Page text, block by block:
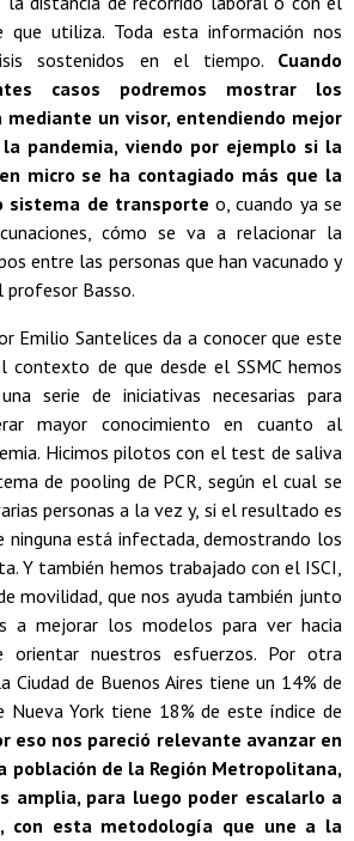
que utiliza. Toda esta información nos
sostenidos en el tiempo. Cuando
casos podremos mostrar los
un visor, entendiendo mejor
pandemia, viendo por ejemplo si la
micro se ha contagiado más que la
sistema de transporteo, cuando ya se
cómo se va a relacionar la
entre las personas que han vacunado y
profesor Basso.
Emilio Santelices da a conocer que este
contexto de que desde el SSMC hemos
serie de iniciativas necesarias para
mayor conocimiento en cuanto al
Hicimos pilotos con el test de saliva
de pooling de PCR, según el cual se
personas a la vez y, si el resultado es
ninguna está infectada, demostrando los
Y también hemos trabajado con el ISCI,
movilidad, que nos ayuda también junto
a mejorar los modelos para ver hacia
orientar nuestros esfuerzos. Por otra
Ciudad de Buenos Aires tiene un 14% de
Nueva York tiene 18% de este índice de
eso nos pareció relevante avanzar en
población de la Región Metropolitana,
amplia, para luego poder escalarlo a
con esta metodología que une a la